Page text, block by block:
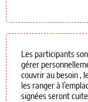
Les participants
gérer
couvrir au besoin ,
les ranger à
signées seront